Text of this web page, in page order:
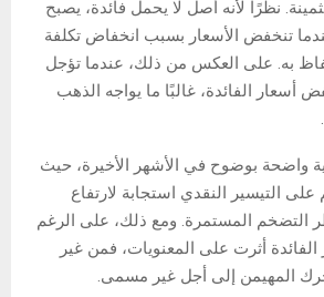
نظرًا لأنه أصل لا يحمل فائدة، يصبح
تنخفض الأسعار بسبب انخفاض تكلفة
به. على العكس من ذلك، عندما تؤجل
أسعار الفائدة، غالبًا ما يواجه الذهب
واضحة بوضوح في الأشهر الأخيرة، حيث
التيسير النقدي استجابة لارتفاع
التضخم المستمرة. ومع ذلك، على الرغم
أثرت على المعنويات، فمن غير
المهيمن إلى أجل غير مسمى.